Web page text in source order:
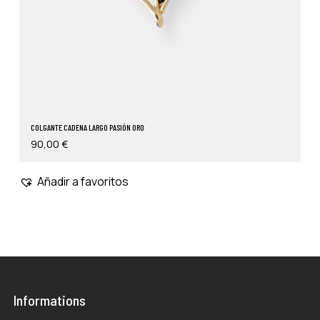
COLGANTE CADENA LARGO PASIÓN ORO
90,00 €
Añadir a favoritos
Informations